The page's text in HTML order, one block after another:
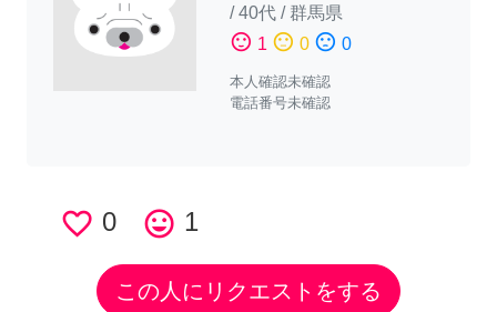
/40代 / 群馬県
sentiment_satisfied 1 sentiment_neutral 0 sentiment_dissatisfied 0
本人確認未確認
電話番号未確認
favorite_border 0 tag_faces 1
この人にリクエストをする